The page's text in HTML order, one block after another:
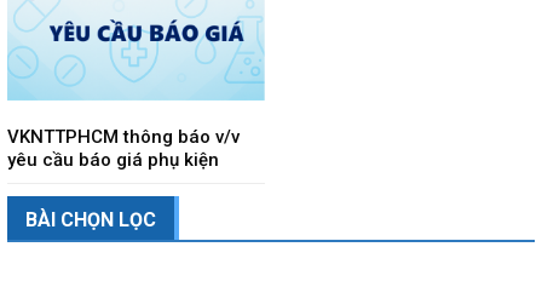
VKNTTPHCM thông báo v/v
yêu cầu báo giá phụ kiện
BÀI CHỌN LỌC